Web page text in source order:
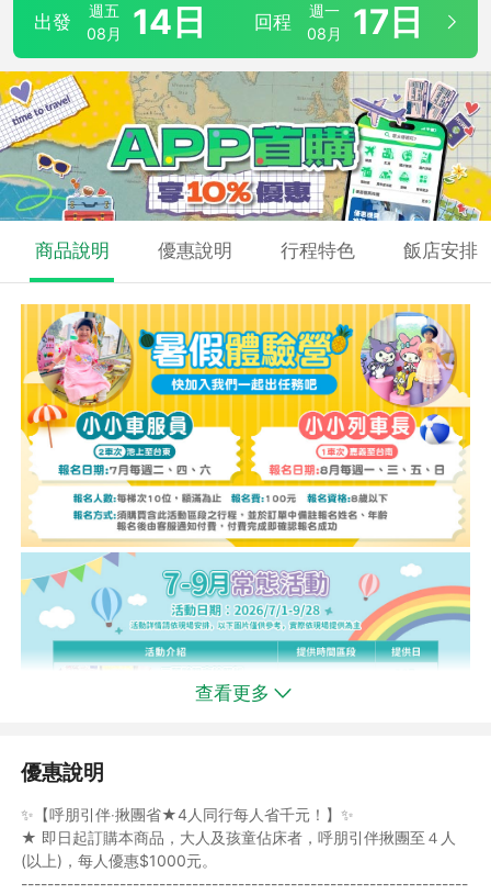
出發
週五
08月
14日 回程
週一
08月
17日
商品說明 優惠說明 行程特色 飯店安排
查看更多
優惠說明
✨【呼朋引伴‧揪團省★4人同行每人省千元！】✨
★ 即日起訂購本商品，大人及孩童佔床者，呼朋引伴揪團至４人
(以上)，每人優惠$1000元。
--------------------------------------------------------------------